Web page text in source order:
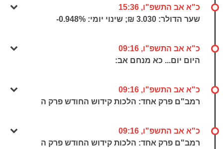
כ"א אב התשפ"ו, 15:36
שער הדולר: 3.030 ₪; שינוי יומי:
-0.948%
כ"א אב התשפ"ו, 09:16
היום יום... כא מנחם אב:
כ"א אב התשפ"ו, 09:16
רמב"ם פרק אחד: הלכות קידוש החודש פרק ה
כ"א אב התשפ"ו, 09:16
רמב"ם פרק אחד: הלכות קידוש החודש פרק ה